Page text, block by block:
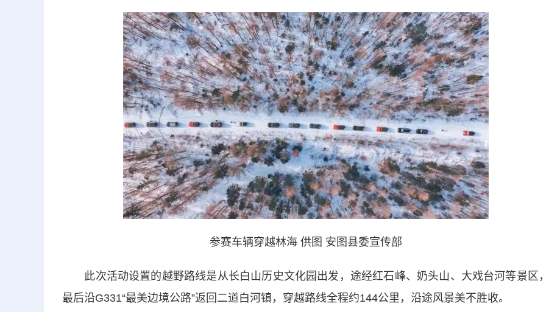
参赛车辆穿越林海 供图 安图县委宣传部
此次活动设置的越野路线是从长白山历史文化园出发，途经红石峰、奶头山、大戏台河等景区
最后沿G331“最美边境公路”返回二道白河镇，穿越路线全程约144公里，沿途风景美不胜收。